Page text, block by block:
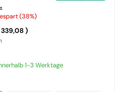
(38%)
)
1-3 Werktage